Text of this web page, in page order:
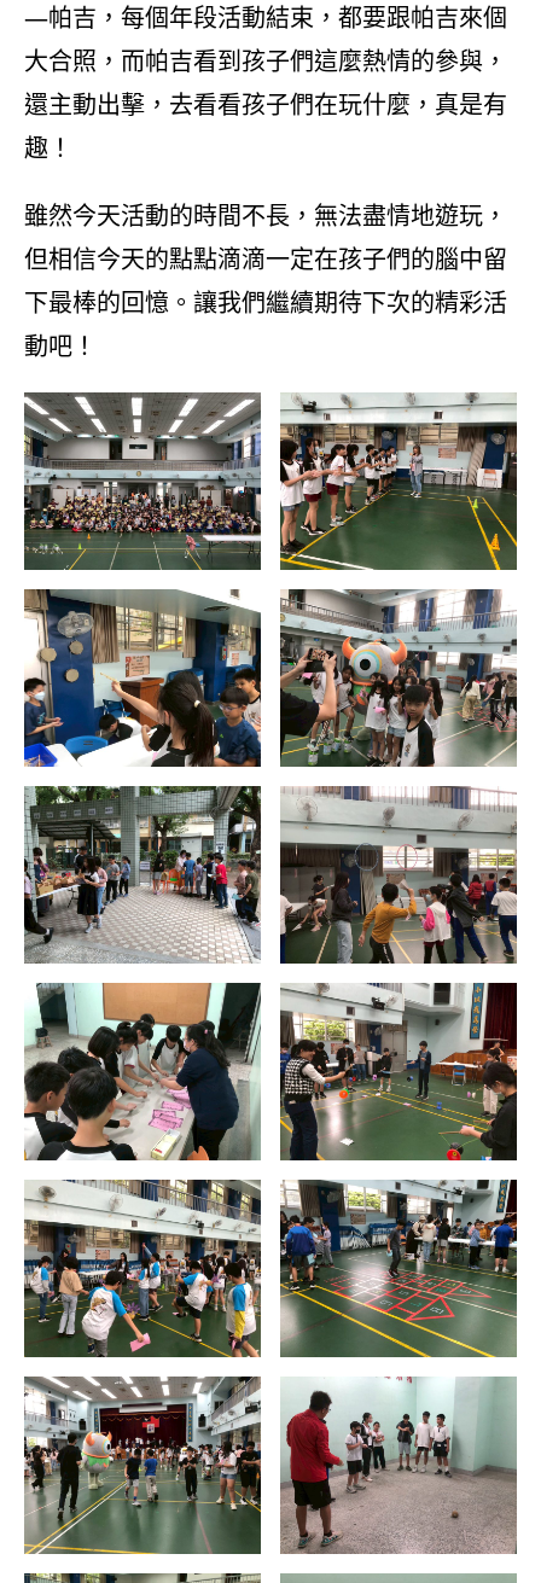
—帕吉，每個年段活動結束，都要跟帕吉來個
大合照，而帕吉看到孩子們這麼熱情的參與，
還主動出擊，去看看孩子們在玩什麼，真是有
趣！
雖然今天活動的時間不長，無法盡情地遊玩，
但相信今天的點點滴滴一定在孩子們的腦中留
下最棒的回憶。讓我們繼續期待下次的精彩活
動吧！